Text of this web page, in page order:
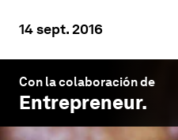
14 sept. 2016
Con la colaboración de
Entrepreneur.